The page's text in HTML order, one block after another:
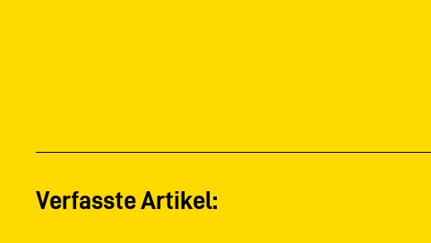
Verfasste Artikel: